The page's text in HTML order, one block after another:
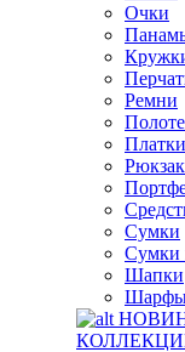
Очки
Ремни
Платки
Сумки
Сумки
Шапки